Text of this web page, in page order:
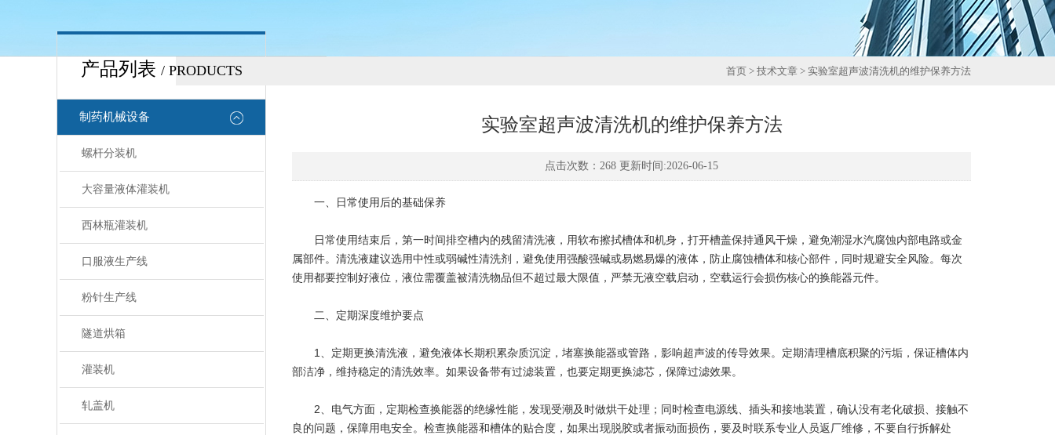
产品列表 / PRODUCTS
制药机械设备
螺杆分装机
大容量液体灌装机
西林瓶灌装机
口服液生产线
粉针生产线
隧道烘箱
灌装机
轧盖机
首页 > 技术文章 > 实验室超声波清洗机的维护保养方法
实验室超声波清洗机的维护保养方法
点击次数：268 更新时间:2026-06-15
一、日常使用后的基础保养
日常使用结束后，第一时间排空槽内的残留清洗液，用软布擦拭槽体和机身，打开槽盖保持通风干燥，避免潮湿水汽腐蚀内部电路或金
属部件。清洗液建议选用中性或弱碱性清洗剂，避免使用强酸强碱或易燃易爆的液体，防止腐蚀槽体和核心部件，同时规避安全风险。每次
使用都要控制好液位，液位需覆盖被清洗物品但不超过最大限值，严禁无液空载启动，空载运行会损伤核心的换能器元件。
二、定期深度维护要点
1、定期更换清洗液，避免液体长期积累杂质沉淀，堵塞换能器或管路，影响超声波的传导效果。定期清理槽底积聚的污垢，保证槽体内
部洁净，维持稳定的清洗效率。如果设备带有过滤装置，也要定期更换滤芯，保障过滤效果。
2、电气方面，定期检查换能器的绝缘性能，发现受潮及时做烘干处理；同时检查电源线、插头和接地装置，确认没有老化破损、接触不
良的问题，保障用电安全。检查换能器和槽体的贴合度，如果出现脱胶或者振动面损伤，要及时联系专业人员返厂维修，不要自行拆解处